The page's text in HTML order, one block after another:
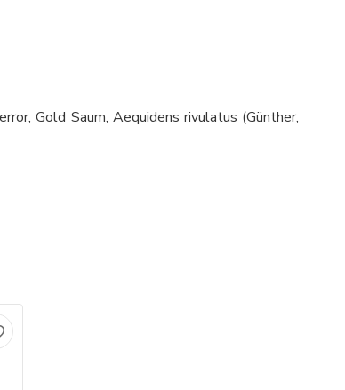
Gold Saum, Aequidens rivulatus (Günther,